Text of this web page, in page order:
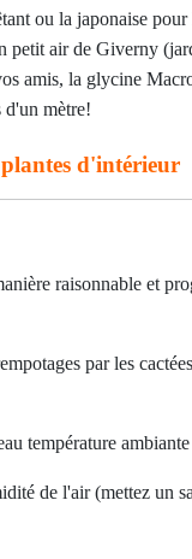
ou la japonaise
petit air de Giverny
amis, la glycine
d'un mètre!
d'intérieur
raisonnable et
par les
température
de l'air (mettez un